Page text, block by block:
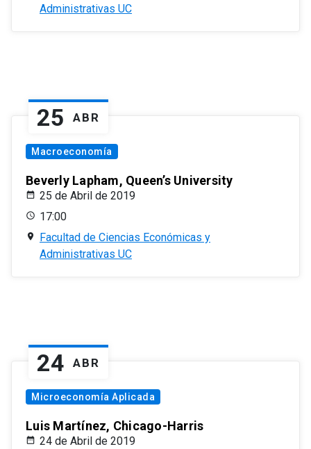
Administrativas UC
25 ABR
Macroeconomía
Beverly Lapham, Queen’s University
25 de Abril de 2019
17:00
Facultad de Ciencias Económicas y
Administrativas UC
24 ABR
Microeconomía Aplicada
Luis Martínez, Chicago-Harris
24 de Abril de 2019